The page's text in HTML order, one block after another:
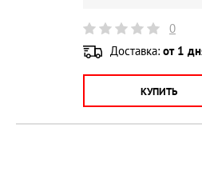
0
Доставка: от 1
КУПИТЬ